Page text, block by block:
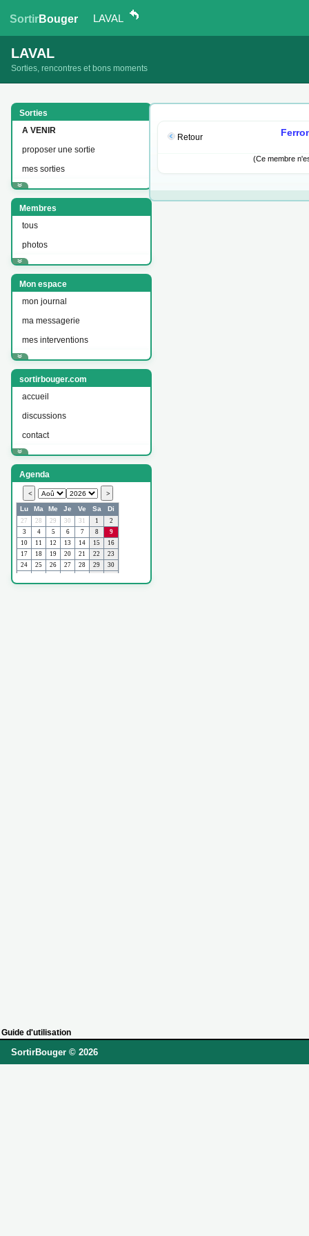
SortirBouger LAVAL
LAVAL
Sorties, rencontres et bons moments
Sorties
A VENIR
proposer une sortie
mes sorties
Membres
tous
photos
Mon espace
mon journal
ma messagerie
mes interventions
sortirbouger.com
accueil
discussions
contact
Agenda
Retour
(Ce membre
Guide d'utilisation
SortirBouger © 2026